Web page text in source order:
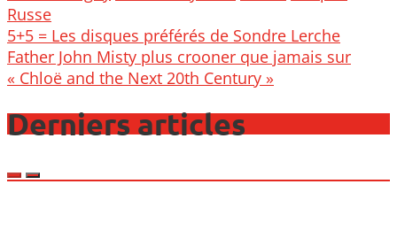
Russe
Post
navigation
5+5 = Les disques préférés de Sondre Lerche
Father John Misty plus crooner que jamais sur
« Chloë and the Next 20th Century »
Derniers articles